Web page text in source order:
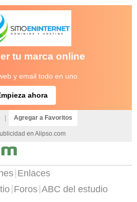
tu marca online
y email todo en uno
ahora
Agregar a Favoritos
en Alipso.com
Enlaces
Foros ABC del estudio